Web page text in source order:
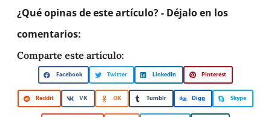
¿Qué opinas de este artículo? - Déjalo en los
comentarios:
Comparte este artículo:
Facebook Twitter LinkedIn Pinterest
Reddit VK OK Tumblr Digg Skype